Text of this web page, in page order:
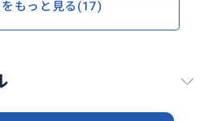
もっと見る(17)